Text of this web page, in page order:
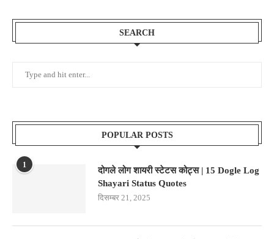
SEARCH
POPULAR POSTS
1
दोगले लोग शायरी स्टेटस कोट्स | 15 Dogle Log
Shayari Status Quotes
दिसम्बर 21, 2025